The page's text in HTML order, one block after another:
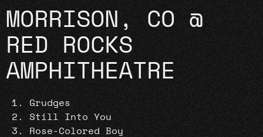
MORRISON, CO @
RED ROCKS
AMPHITHEATRE
Grudges
Still Into You
Rose-Colored Boy